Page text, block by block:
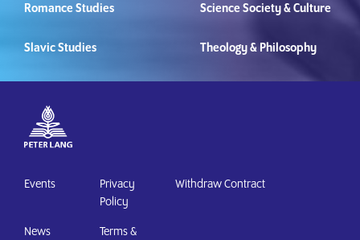
Romance Studies Science Society & Culture
Slavic Studies Theology & Philosophy
Events
News
Privacy
Policy
Terms &
Withdraw Contract